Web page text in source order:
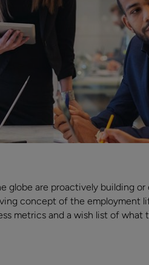
globe are proactively building
concept of the employment
metrics and a wish list of what